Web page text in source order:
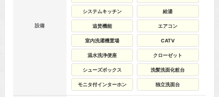
設備
システムキッチン 給湯
追焚機能 エアコン
室内洗濯機置場 CATV
温水洗浄便座 クローゼット
シューズボックス 洗髪洗面化粧台
モニタ付インターホン 独立洗面台